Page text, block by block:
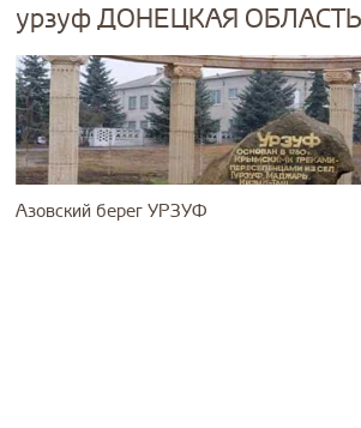
урзуф ДОНЕЦКАЯ ОБЛАСТЬ
Азовский берег УРЗУФ